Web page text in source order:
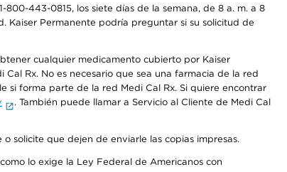
443-0815, los siete días de la semana, de 8 a. m. a 8
Kaiser Permanente podría preguntar si su solicitud de
cualquier medicamento cubierto por Kaiser
Rx. No es necesario que sea una farmacia de la red
si forma parte de la red Medi Cal Rx. Si quiere encontrar
. También puede llamar a Servicio al Cliente de Medi Cal
solicite que dejen de enviarle las copias impresas.
lo exige la Ley Federal de Americanos con